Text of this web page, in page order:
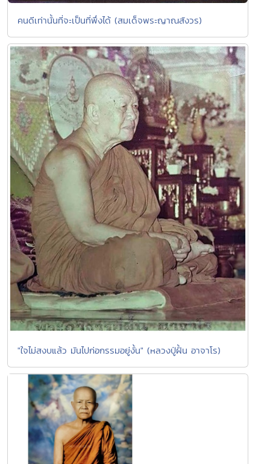
คนดีเท่านั้นที่จะเป็นที่พึ่งได้ (สมเด็จพระญาณสังวร)
"ใจไม่สงบแล้ว มันไปก่อกรรมอยู่งั้น" (หลวงปู่ฝั้น อาจาโร)